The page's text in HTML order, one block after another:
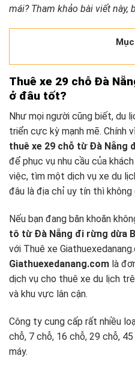
mái? Tham khảo bài viết này,
Thuê xe 29 chỗ Đà
ở đâu tốt?
Như mọi người cũng biết, du
triển cực kỳ mạnh mẽ. Chính
thuê xe 29 chỗ từ Đà Nẵng
để phục vụ nhu cầu của
việc, tìm một dịch vụ xe du
đâu là địa chỉ uy tín thì không
Nếu bạn đang băn khoăn
tô từ Đà Nẵng đi rừng dừa
với Thuê xe
Giathuexedanang.com là
dịch vụ cho thuê xe du lịch
và khu vực lân cận.
Công ty cung cấp rất nhiều
chỗ, 7 chỗ, 16 chỗ, 29 chỗ,
máy.